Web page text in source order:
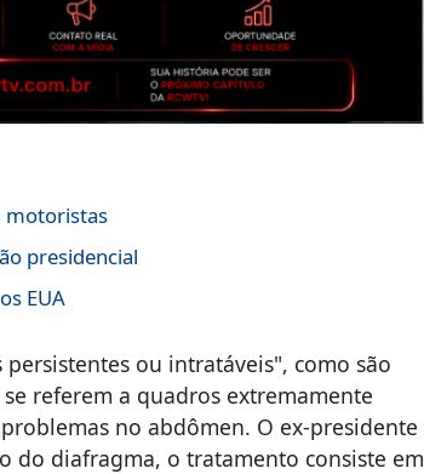
motoristas
presidencial
EUA
ou intratáveis", como são
referem a quadros extremamente
no abdômen. O ex-presidente
do diafragma, o tratamento consiste em